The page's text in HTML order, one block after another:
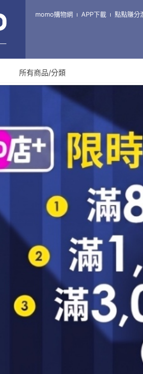
momo購物網 APP下載 點點賺分
葳爾家居
所有商品/分類